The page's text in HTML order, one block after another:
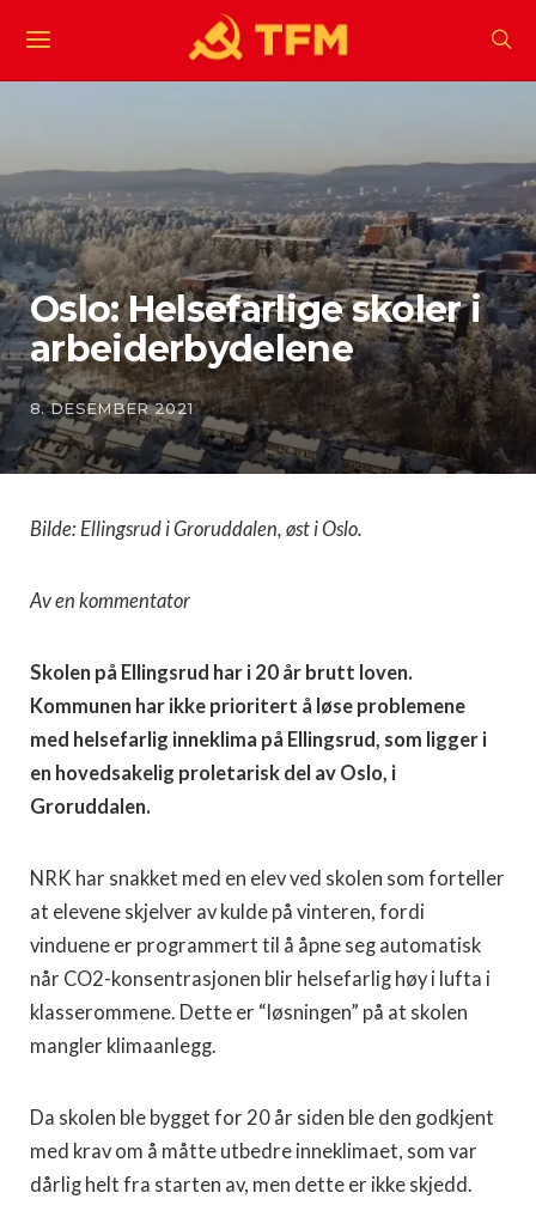
Oslo: Helsefarlige skoler i
arbeiderbydelene
8. DESEMBER 2021
Bilde: Ellingsrud i Groruddalen, øst i Oslo.
Av en kommentator
Skolen på Ellingsrud har i 20 år brutt loven.
Kommunen har ikke prioritert å løse problemene
med helsefarlig inneklima på Ellingsrud, som ligger i
en hovedsakelig proletarisk del av Oslo, i
Groruddalen.
NRK har snakket med en elev ved skolen som forteller
at elevene skjelver av kulde på vinteren, fordi
vinduene er programmert til å åpne seg automatisk
når CO2-konsentrasjonen blir helsefarlig høy i lufta i
klasserommene. Dette er “løsningen” på at skolen
mangler klimaanlegg.
Da skolen ble bygget for 20 år siden ble den godkjent
med krav om å måtte utbedre inneklimaet, som var
dårlig helt fra starten av, men dette er ikke skjedd.